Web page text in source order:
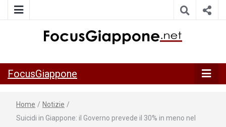
della Japan Italy Economic Federation
FocusGiappone
Home / Notizie /
Suicidi in Giappone: il Governo prevede il 30% in meno nel